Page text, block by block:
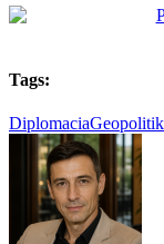
Tags:
Diplomacia